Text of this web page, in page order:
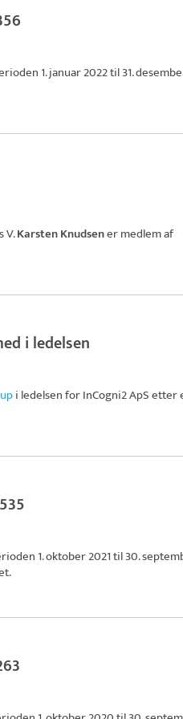
1. januar 2022 til 31.
V.Karsten Knudsener medlem af
i ledelsen
i ledelsen forInCogni2 ApSetter
1. oktober 2021 til 30.